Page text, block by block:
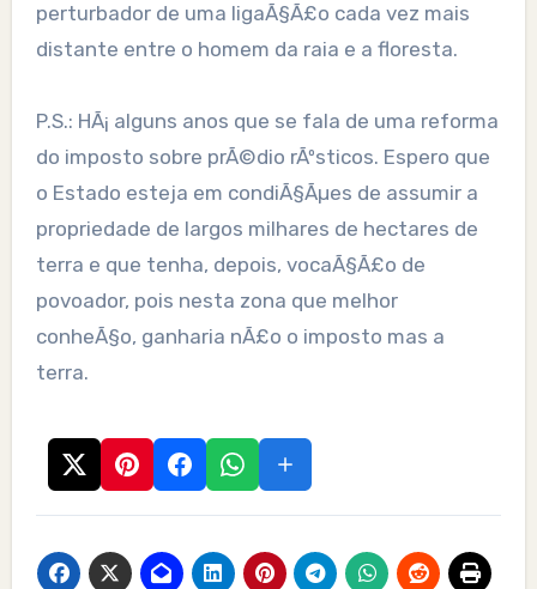
perturbador de uma ligaÃ§Ã£o cada vez mais
distante entre o homem da raia e a floresta.
P.S.: HÃ¡ alguns anos que se fala de uma reforma
do imposto sobre prÃ©dio rÃºsticos. Espero que
o Estado esteja em condiÃ§Ãµes de assumir a
propriedade de largos milhares de hectares de
terra e que tenha, depois, vocaÃ§Ã£o de
povoador, pois nesta zona que melhor
conheÃ§o, ganharia nÃ£o o imposto mas a
terra.